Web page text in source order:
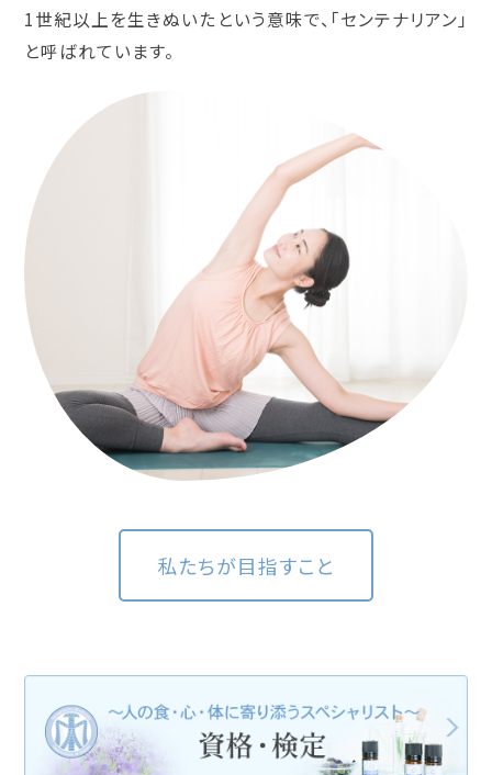
1世紀以上を生きぬいたという意味で、「センテナリアン」
と呼ばれています。
私たちが目指すこと